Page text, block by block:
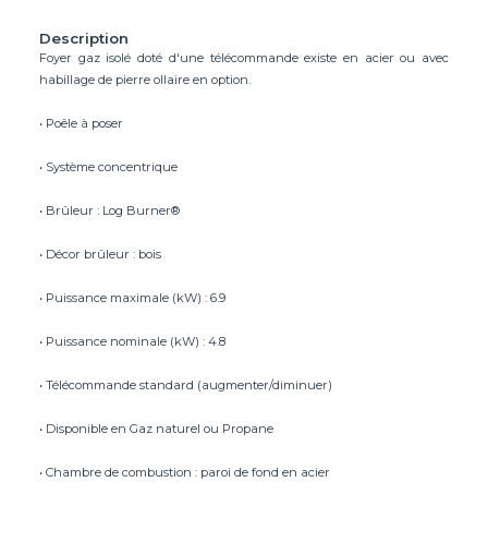
Description
Foyer gaz isolé doté d'une télécommande existe en acier ou avec
habillage de pierre ollaire en option.
• Poêle à poser
• Système concentrique
• Brûleur : Log Burner®
• Décor brûleur : bois
• Puissance maximale (kW) : 6.9
• Puissance nominale (kW) : 4.8
• Télécommande standard (augmenter/diminuer)
• Disponible en Gaz naturel ou Propane
• Chambre de combustion : paroi de fond en acier